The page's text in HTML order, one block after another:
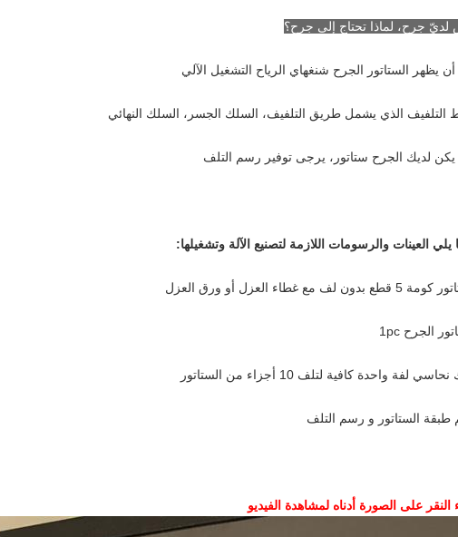
لديّ جرح، لماذا تحتاج إلى جرح؟
يظهر الستاتور الجرح شنغهاي الرياح التشغيل الآلي
الذي يشمل طريق التلفيف، السلك الجسر، السلك النهائي
يكن لديك الجرح ستاتور، يرجى توفير رسم التلف
العينات والرسومات اللازمة لتصنيع الآلة وتشغيلها:
النقر على الصورة أدناه لمشاهدة الفيديو